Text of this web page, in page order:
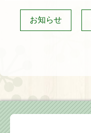
お知らせ